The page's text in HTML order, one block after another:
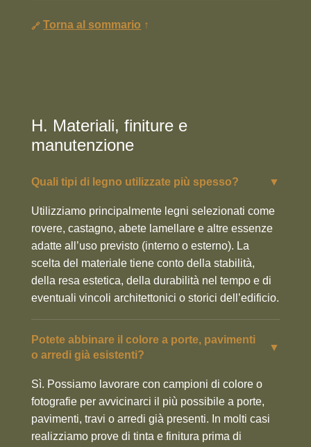
Torna al sommario ↑
H. Materiali, finiture e
manutenzione
Quali tipi di legno utilizzate più spesso? ▼
Utilizziamo principalmente legni selezionati come
rovere, castagno, abete lamellare e altre essenze
adatte all’uso previsto (interno o esterno). La
scelta del materiale tiene conto della stabilità,
della resa estetica, della durabilità nel tempo e di
eventuali vincoli architettonici o storici dell’edificio.
Potete abbinare il colore a porte, pavimenti
o arredi già esistenti?
▼
Sì. Possiamo lavorare con campioni di colore o
fotografie per avvicinarci il più possibile a porte,
pavimenti, travi o arredi già presenti. In molti casi
realizziamo prove di tinta e finitura prima di